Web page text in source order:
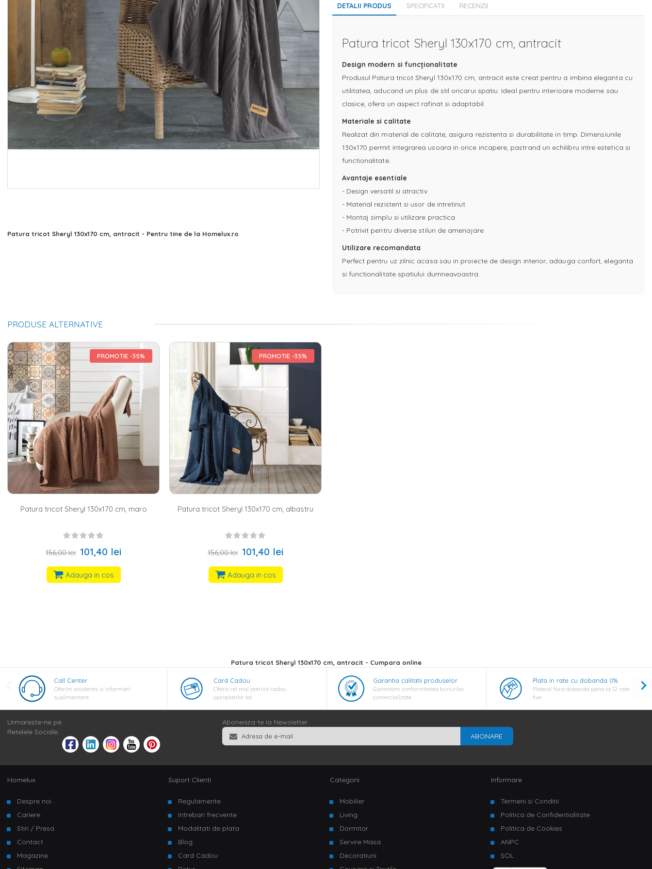
Skip
Patura tricot Sheryl 130x170 cm, antracit - Pentru tine de la Homelux.ro
DETALII PRODUS
Patura tricot Sheryl 130x170 cm, antracit
Design modern si funcționalitate
Produsul Patura tricot Sheryl 130x170 cm, antracit este creat pentru a imbina eleganta cu
utilitatea, aducand un plus de stil oricarui spatiu. Ideal pentru interioare moderne sau
clasice, ofera un aspect rafinat si adaptabil.
Materiale si calitate
Realizat din material de calitate, asigura rezistenta si durabilitate in timp. Dimensiunile
130x170 permit integrarea usoara in orice incapere, pastrand un echilibru intre estetica si
functionalitate.
Avantaje esentiale
- Design versatil si atractiv
- Material rezistent si usor de intretinut
- Montaj simplu si utilizare practica
- Potrivit pentru diverse stiluri de amenajare
Utilizare recomandata
Perfect pentru uz zilnic acasa sau in proiecte de design interior, adauga confort, eleganta
si functionalitate spatiului dumneavoastra.
SPECIFICATII RECENZII
PRODUSE ALTERNATIVE
PROMOTIE -35%
Patura tricot Sheryl 130x170 cm, maro
156,00 lei 101,40 lei
Adauga in cos
PROMOTIE -35%
Patura tricot Sheryl 130x170 cm, albastru
156,00 lei 101,40 lei
Adauga in cos
Patura tricot Sheryl 130x170 cm, antracit - Cumpara online
Call Center
Oferim asistenta si informatii
suplimentare
Card Cadou
Ofera cel mai potrivit cadou
apropiatilor tai
Garantia calitatii produselor
Garantam conformitatea bunurilor
comercializate
Plata in rate cu dobanda 0%
Platesti fara dobanda pana la 12 rate
fixe
Urmareste-ne pe
Retelele Sociale:
Aboneaza-te la Newsletter
ABONARE
Homelux
Despre noi
Cariere
Stiri / Presa
Contact
Magazine
Suport Clienti
Regulamente
Intrebari frecvente
Modalitati de plata
Blog
Card Cadou
Categorii
Mobilier
Living
Dormitor
Servire Masa
Decoratiuni
Informare
Termeni si Conditii
Politica de Confidentialitate
Politica de Cookies
ANPC
SOL